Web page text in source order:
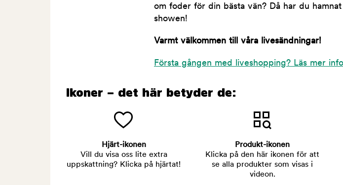
om foder för din bästa vän? Då har du
showen!
Varmt välkommen till våra livesändningar!
Första gången med liveshopping? Läs mer
Ikoner – det här betyder de:
Hjärt-ikonen
Vill du visa oss lite extra
uppskattning? Klicka på hjärtat!
Produkt-ikonen
Klicka på den här ikonen för att
se alla produkter som visas i
videon.